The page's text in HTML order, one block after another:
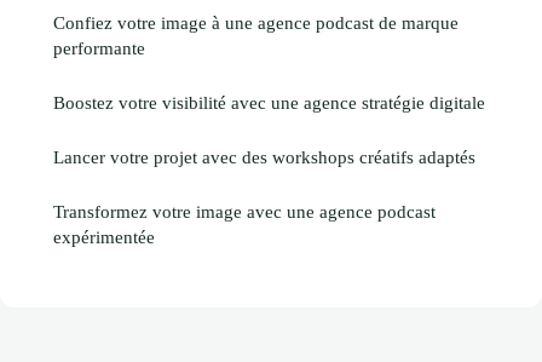
Confiez votre image à une agence podcast de marque
performante
Boostez votre visibilité avec une agence stratégie digitale
Lancer votre projet avec des workshops créatifs adaptés
Transformez votre image avec une agence podcast
expérimentée